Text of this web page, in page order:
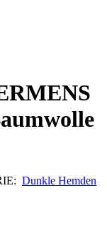
Dunkle Hemden